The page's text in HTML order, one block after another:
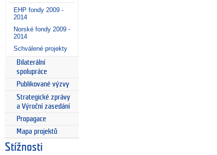
EHP fondy 2009 -
2014
Norské fondy 2009 -
2014
Schválené projekty
Bilaterální
spolupráce
Publikované výzvy
Strategické zprávy
a Výroční zasedání
Propagace
Mapa projektů
Stížnosti